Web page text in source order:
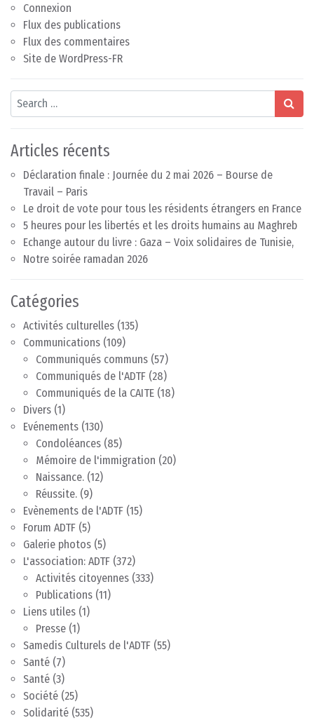
Connexion
Flux des publications
Flux des commentaires
Site de WordPress-FR
Search
Articles récents
Déclaration finale : Journée du 2 mai 2026 – Bourse de
Travail – Paris
Le droit de vote pour tous les résidents étrangers en France
5 heures pour les libertés et les droits humains au Maghreb
Echange autour du livre : Gaza – Voix solidaires de Tunisie,
Notre soirée ramadan 2026
Catégories
Activités culturelles (135)
Communications (109)
Communiqués communs (57)
Communiqués de l'ADTF (28)
Communiqués de la CAITE (18)
Divers (1)
Evénements (130)
Condoléances (85)
Mémoire de l'immigration (20)
Naissance. (12)
Réussite. (9)
Evènements de l'ADTF (15)
Forum ADTF (5)
Galerie photos (5)
L'association: ADTF (372)
Activités citoyennes (333)
Publications (11)
Liens utiles (1)
Presse (1)
Samedis Culturels de l'ADTF (55)
Santé (7)
Santé (3)
Société (25)
Solidarité (535)